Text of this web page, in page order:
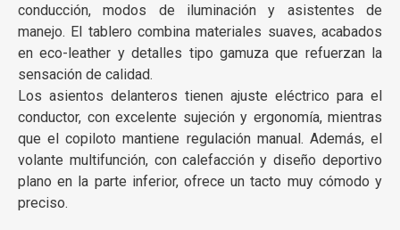
conducción, modos de iluminación y asistentes de
manejo. El tablero combina materiales suaves, acabados
en eco-leather y detalles tipo gamuza que refuerzan la
sensación de calidad.
Los asientos delanteros tienen ajuste eléctrico para el
conductor, con excelente sujeción y ergonomía, mientras
que el copiloto mantiene regulación manual. Además, el
volante multifunción, con calefacción y diseño deportivo
plano en la parte inferior, ofrece un tacto muy cómodo y
preciso.